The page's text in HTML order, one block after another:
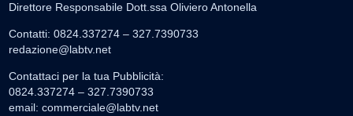
Direttore Responsabile Dott.ssa Oliviero Antonella
Contatti: 0824.337274 – 327.7390733
redazione@labtv.net
Contattaci per la tua Pubblicità:
0824.337274 – 327.7390733
email: commerciale@labtv.net